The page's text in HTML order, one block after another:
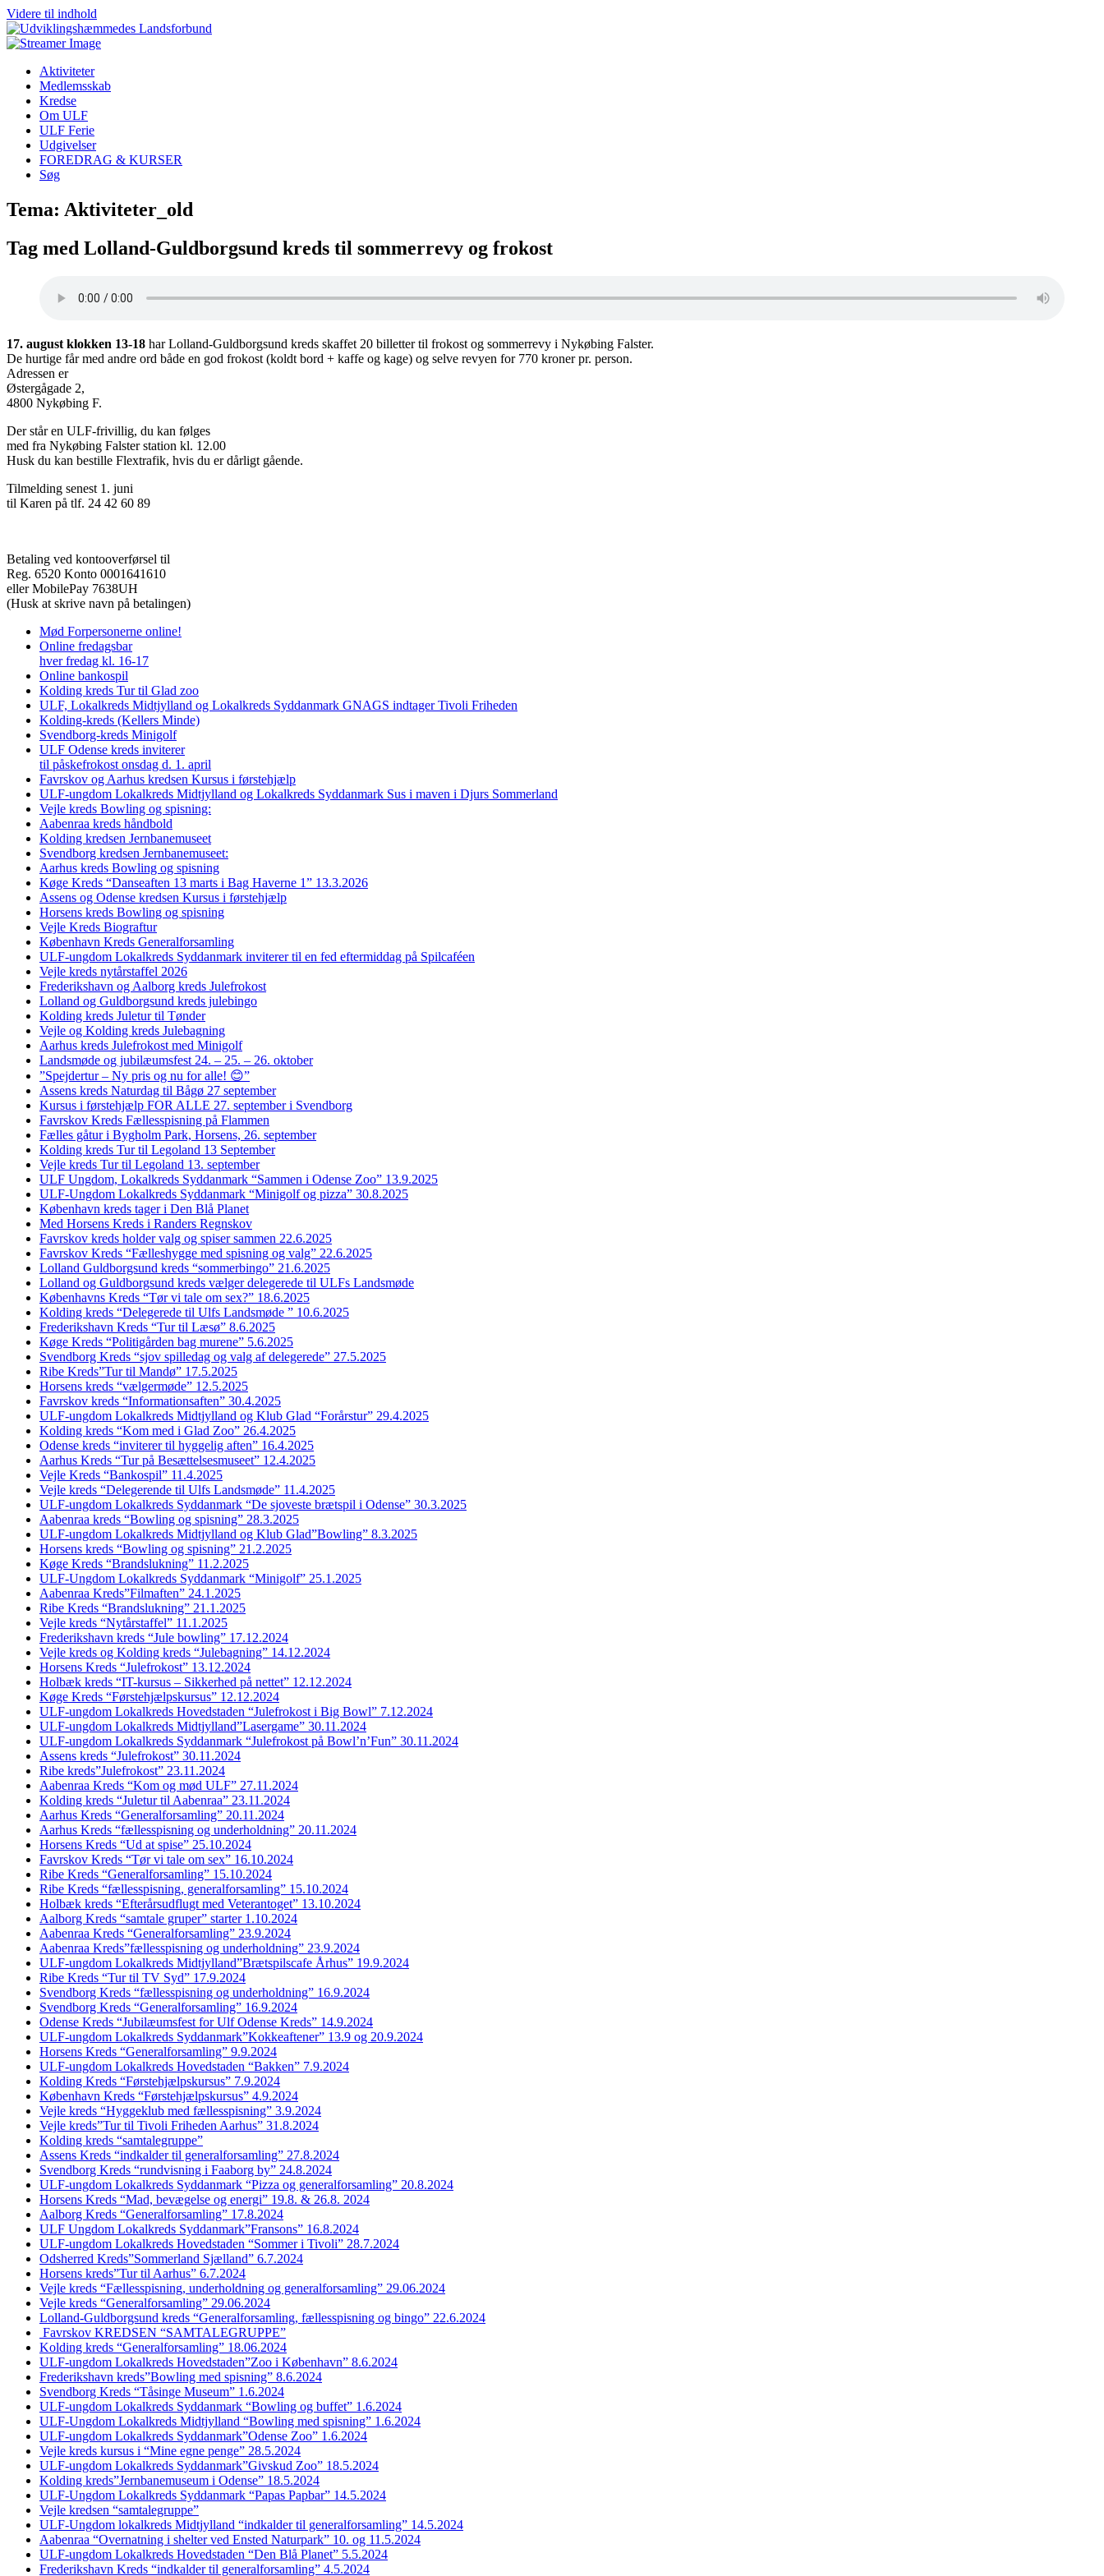
Videre til indhold
Aktiviteter
Medlemsskab
Kredse
Om ULF
ULF Ferie
Udgivelser
FOREDRAG & KURSER
Søg
Tema: Aktiviteter_old
Tag med Lolland-Guldborgsund kreds til sommerrevy og frokost
17. august klokken 13-18 har Lolland-Guldborgsund kreds skaffet 20 billetter til frokost og sommerrevy i Nykøbing Falster.
De hurtige får med andre ord både en god frokost (koldt bord + kaffe og kage) og selve revyen for 770 kroner pr. person.
Adressen er
Østergågade 2,
4800 Nykøbing F.
Der står en ULF-frivillig, du kan følges
med fra Nykøbing Falster station kl. 12.00
Husk du kan bestille Flextrafik, hvis du er dårligt gående.
Tilmelding senest 1. juni
til Karen på tlf. 24 42 60 89
Betaling ved kontooverførsel til
Reg. 6520 Konto 0001641610
eller MobilePay 7638UH
(Husk at skrive navn på betalingen)
Mød Forpersonerne online!
Online fredagsbar
hver fredag kl. 16-17
Online bankospil
Kolding kreds Tur til Glad zoo
ULF, Lokalkreds Midtjylland og Lokalkreds Syddanmark GNAGS indtager Tivoli Friheden
Kolding-kreds (Kellers Minde)
Svendborg-kreds Minigolf
ULF Odense kreds inviterer
til påskefrokost onsdag d. 1. april
Favrskov og Aarhus kredsen Kursus i førstehjælp
ULF-ungdom Lokalkreds Midtjylland og Lokalkreds Syddanmark Sus i maven i Djurs Sommerland
Vejle kreds Bowling og spisning:
Aabenraa kreds håndbold
Kolding kredsen Jernbanemuseet
Svendborg kredsen Jernbanemuseet:
Aarhus kreds Bowling og spisning
Køge Kreds “Danseaften 13 marts i Bag Haverne 1” 13.3.2026
Assens og Odense kredsen Kursus i førstehjælp
Horsens kreds Bowling og spisning
Vejle Kreds Biograftur
København Kreds Generalforsamling
ULF-ungdom Lokalkreds Syddanmark inviterer til en fed eftermiddag på Spilcaféen
Vejle kreds nytårstaffel 2026
Frederikshavn og Aalborg kreds Julefrokost
Lolland og Guldborgsund kreds julebingo
Kolding kreds Juletur til Tønder
Vejle og Kolding kreds Julebagning
Aarhus kreds Julefrokost med Minigolf
Landsmøde og jubilæumsfest 24. – 25. – 26. oktober
”Spejdertur – Ny pris og nu for alle! 😊”
Assens kreds Naturdag til Bågø 27 september
Kursus i førstehjælp FOR ALLE 27. september i Svendborg
Favrskov Kreds Fællesspisning på Flammen
Fælles gåtur i Bygholm Park, Horsens, 26. september
Kolding kreds Tur til Legoland 13 September
Vejle kreds Tur til Legoland 13. september
ULF Ungdom, Lokalkreds Syddanmark “Sammen i Odense Zoo” 13.9.2025
ULF-Ungdom Lokalkreds Syddanmark “Minigolf og pizza” 30.8.2025
København kreds tager i Den Blå Planet
Med Horsens Kreds i Randers Regnskov
Favrskov kreds holder valg og spiser sammen 22.6.2025
Favrskov Kreds “Fælleshygge med spisning og valg” 22.6.2025
Lolland Guldborgsund kreds “sommerbingo” 21.6.2025
Lolland og Guldborgsund kreds vælger delegerede til ULFs Landsmøde
Københavns Kreds “Tør vi tale om sex?” 18.6.2025
Kolding kreds “Delegerede til Ulfs Landsmøde ” 10.6.2025
Frederikshavn Kreds “Tur til Læsø” 8.6.2025
Køge Kreds “Politigården bag murene” 5.6.2025
Svendborg Kreds “sjov spilledag og valg af delegerede” 27.5.2025
Ribe Kreds”Tur til Mandø” 17.5.2025
Horsens kreds “vælgermøde” 12.5.2025
Favrskov kreds “Informationsaften” 30.4.2025
ULF-ungdom Lokalkreds Midtjylland og Klub Glad “Forårstur” 29.4.2025
Kolding kreds “Kom med i Glad Zoo” 26.4.2025
Odense kreds “inviterer til hyggelig aften” 16.4.2025
Aarhus Kreds “Tur på Besættelsesmuseet” 12.4.2025
Vejle Kreds “Bankospil” 11.4.2025
Vejle kreds “Delegerende til Ulfs Landsmøde” 11.4.2025
ULF-ungdom Lokalkreds Syddanmark “De sjoveste brætspil i Odense” 30.3.2025
Aabenraa kreds “Bowling og spisning” 28.3.2025
ULF-ungdom Lokalkreds Midtjylland og Klub Glad”Bowling” 8.3.2025
Horsens kreds “Bowling og spisning” 21.2.2025
Køge Kreds “Brandslukning” 11.2.2025
ULF-Ungdom Lokalkreds Syddanmark “Minigolf” 25.1.2025
Aabenraa Kreds”Filmaften” 24.1.2025
Ribe Kreds “Brandslukning” 21.1.2025
Vejle kreds “Nytårstaffel” 11.1.2025
Frederikshavn kreds “Jule bowling” 17.12.2024
Vejle kreds og Kolding kreds “Julebagning” 14.12.2024
Horsens Kreds “Julefrokost” 13.12.2024
Holbæk kreds “IT-kursus – Sikkerhed på nettet” 12.12.2024
Køge Kreds “Førstehjælpskursus” 12.12.2024
ULF-ungdom Lokalkreds Hovedstaden “Julefrokost i Big Bowl” 7.12.2024
ULF-ungdom Lokalkreds Midtjylland”Lasergame” 30.11.2024
ULF-ungdom Lokalkreds Syddanmark “Julefrokost på Bowl’n’Fun” 30.11.2024
Assens kreds “Julefrokost” 30.11.2024
Ribe kreds”Julefrokost” 23.11.2024
Aabenraa Kreds “Kom og mød ULF” 27.11.2024
Kolding kreds “Juletur til Aabenraa” 23.11.2024
Aarhus Kreds “Generalforsamling” 20.11.2024
Aarhus Kreds “fællesspisning og underholdning” 20.11.2024
Horsens Kreds “Ud at spise” 25.10.2024
Favrskov Kreds “Tør vi tale om sex” 16.10.2024
Ribe Kreds “Generalforsamling” 15.10.2024
Ribe Kreds “fællesspisning, generalforsamling” 15.10.2024
Holbæk kreds “Efterårsudflugt med Veterantoget” 13.10.2024
Aalborg Kreds “samtale gruper” starter 1.10.2024
Aabenraa Kreds “Generalforsamling” 23.9.2024
Aabenraa Kreds”fællesspisning og underholdning” 23.9.2024
ULF-ungdom Lokalkreds Midtjylland”Brætspilscafe Århus” 19.9.2024
Ribe Kreds “Tur til TV Syd” 17.9.2024
Svendborg Kreds “fællesspisning og underholdning” 16.9.2024
Svendborg Kreds “Generalforsamling” 16.9.2024
Odense Kreds “Jubilæumsfest for Ulf Odense Kreds” 14.9.2024
ULF-ungdom Lokalkreds Syddanmark”Kokkeaftener” 13.9 og 20.9.2024
Horsens Kreds “Generalforsamling” 9.9.2024
ULF-ungdom Lokalkreds Hovedstaden “Bakken” 7.9.2024
Kolding Kreds “Førstehjælpskursus” 7.9.2024
København Kreds “Førstehjælpskursus” 4.9.2024
Vejle kreds “Hyggeklub med fællesspisning” 3.9.2024
Vejle kreds”Tur til Tivoli Friheden Aarhus” 31.8.2024
Kolding kreds “samtalegruppe”
Assens Kreds “indkalder til generalforsamling” 27.8.2024
Svendborg Kreds “rundvisning i Faaborg by” 24.8.2024
ULF-ungdom Lokalkreds Syddanmark “Pizza og generalforsamling” 20.8.2024
Horsens Kreds “Mad, bevægelse og energi” 19.8. & 26.8. 2024
Aalborg Kreds “Generalforsamling” 17.8.2024
ULF Ungdom Lokalkreds Syddanmark”Fransons” 16.8.2024
ULF-ungdom Lokalkreds Hovedstaden “Sommer i Tivoli” 28.7.2024
Odsherred Kreds”Sommerland Sjælland” 6.7.2024
Horsens kreds”Tur til Aarhus” 6.7.2024
Vejle kreds “Fællesspisning, underholdning og generalforsamling” 29.06.2024
Vejle kreds “Generalforsamling” 29.06.2024
Lolland-Guldborgsund kreds “Generalforsamling, fællesspisning og bingo” 22.6.2024
Favrskov KREDSEN “SAMTALEGRUPPE”
Kolding kreds “Generalforsamling” 18.06.2024
ULF-ungdom Lokalkreds Hovedstaden”Zoo i København” 8.6.2024
Frederikshavn kreds”Bowling med spisning” 8.6.2024
Svendborg Kreds “Tåsinge Museum” 1.6.2024
ULF-ungdom Lokalkreds Syddanmark “Bowling og buffet” 1.6.2024
ULF-Ungdom Lokalkreds Midtjylland “Bowling med spisning” 1.6.2024
ULF-ungdom Lokalkreds Syddanmark”Odense Zoo” 1.6.2024
Vejle kreds kursus i “Mine egne penge” 28.5.2024
ULF-ungdom Lokalkreds Syddanmark”Givskud Zoo” 18.5.2024
Kolding kreds”Jernbanemuseum i Odense” 18.5.2024
ULF-Ungdom Lokalkreds Syddanmark “Papas Papbar” 14.5.2024
Vejle kredsen “samtalegruppe”
ULF-Ungdom lokalkreds Midtjylland “indkalder til generalforsamling” 14.5.2024
Aabenraa “Overnatning i shelter ved Ensted Naturpark” 10. og 11.5.2024
ULF-ungdom Lokalkreds Hovedstaden “Den Blå Planet” 5.5.2024
Frederikshavn Kreds “indkalder til generalforsamling” 4.5.2024